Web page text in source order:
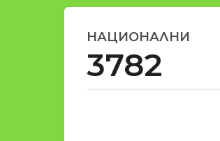
1
8
г
НАЦИОНАЛНИ
3782